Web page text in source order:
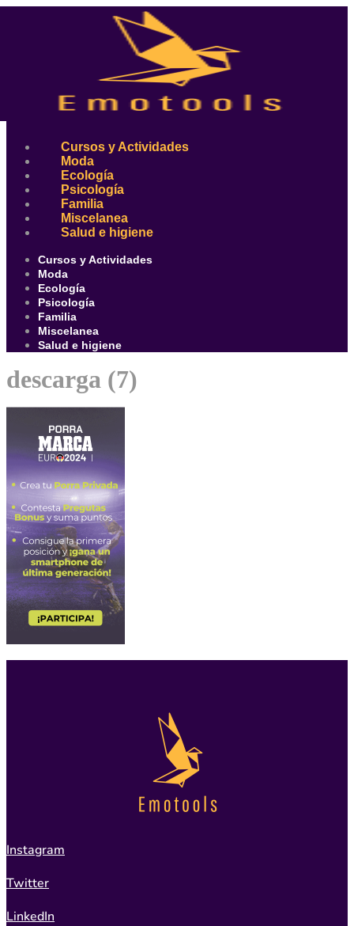
Cursos y Actividades
Moda
Ecología
Psicología
Familia
Miscelanea
Salud e higiene
Cursos y Actividades
Moda
Ecología
Psicología
Familia
Miscelanea
Salud e higiene
descarga (7)
Instagram
Twitter
LinkedIn